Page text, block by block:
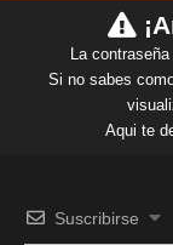
La
Si no sabes
Aqui te
Suscribirse